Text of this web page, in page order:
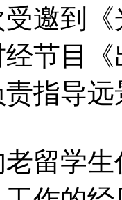
邀到
节目
指导
留学